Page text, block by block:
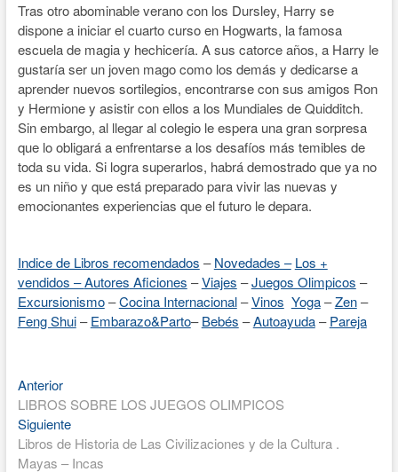
Tras otro abominable verano con los Dursley, Harry se
dispone a iniciar el cuarto curso en Hogwarts, la famosa
escuela de magia y hechicería. A sus catorce años, a Harry le
gustaría ser un joven mago como los demás y dedicarse a
aprender nuevos sortilegios, encontrarse con sus amigos Ron
y Hermione y asistir con ellos a los Mundiales de Quidditch.
Sin embargo, al llegar al colegio le espera una gran sorpresa
que lo obligará a enfrentarse a los desafíos más temibles de
toda su vida. Si logra superarlos, habrá demostrado que ya no
es un niño y que está preparado para vivir las nuevas y
emocionantes experiencias que el futuro le depara.
Indice de Libros recomendados –Novedades – Los +
vendidos –Autores Aficiones –Viajes –Juegos Olimpicos –
Excursionismo–Cocina Internacional–Vinos Yoga–Zen–
Feng Shui–Embarazo&Parto–Bebés –Autoayuda–Pareja
Navegación
de
entradas
AnteriorEntrada
anterior:
LIBROS SOBRE LOS JUEGOS OLIMPICOS
SiguienteEntrada
siguiente:
Libros de Historia de Las Civilizaciones y de la Cultura .
Mayas – Incas